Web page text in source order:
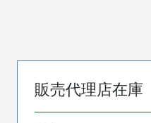
販売代理店在庫